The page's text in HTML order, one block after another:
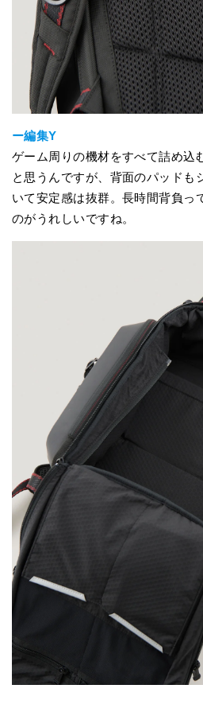
ー編集Y
ゲーム周りの機材をすべて詰め込
と思うんですが、背面のパッドも
いて安定感は抜群。長時間背負っ
のがうれしいですね。